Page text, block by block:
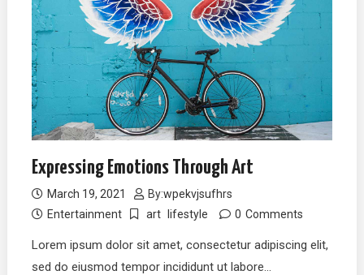
Expressing Emotions Through Art
March 19, 2021 By:wpekvjsufhrs
Entertainment
art lifestyle 0 Comments
Lorem ipsum dolor sit amet, consectetur adipiscing elit,
sed do eiusmod tempor incididunt ut labore…